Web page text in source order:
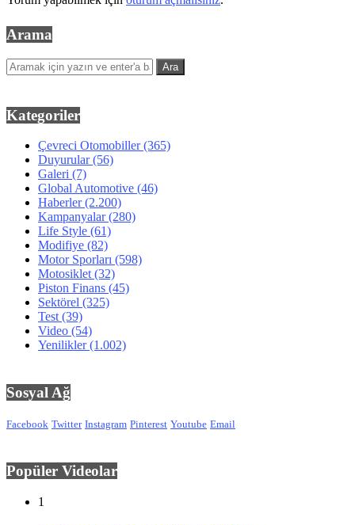
Arama
Kategoriler
Çevreci Otomobiller(365)
Duyurular(56)
Galeri (7)
Global Automotive (46)
Haberler(2.200)
Kampanyalar(280)
Life Style (61)
Modifiye (82)
Motor Sporları (598)
Motosiklet (32)
Piston Finans (45)
Sektörel (325)
Test (39)
Video (54)
Yenilikler(1.002)
Sosyal Ağ
Facebook Twitter Instagram Pinterest Youtube Email
Popüler Videolar
1